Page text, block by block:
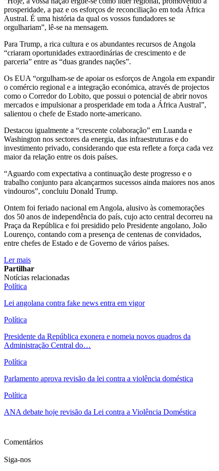
prosperidade, a paz e os esforços de reconciliação em toda África
Austral. É uma história da qual os vossos fundadores se
orgulhariam”, lê-se na mensagem.
Para Trump, a rica cultura e os abundantes recursos de Angola
“criaram oportunidades extraordinárias de crescimento e de
parceria” entre as “duas grandes nações”.
Os EUA “orgulham-se de apoiar os esforços de Angola em expandir
o comércio regional e a integração económica, através de projectos
como o Corredor do Lobito, que possui o potencial de abrir novos
mercados e impulsionar a prosperidade em toda a África Austral”,
salientou o chefe de Estado norte-americano.
Destacou igualmente a “crescente colaboração” em Luanda e
Washington nos sectores da energia, das infraestruturas e do
investimento privado, considerando que esta reflete a força cada vez
maior da relação entre os dois países.
“Aguardo com expectativa a continuação deste progresso e o
trabalho conjunto para alcançarmos sucessos ainda maiores nos anos
vindouros”, concluiu Donald Trump.
Ontem foi feriado nacional em Angola, alusivo às comemorações
dos 50 anos de independência do país, cujo acto central decorreu na
Praça da República e foi presidido pelo Presidente angolano, João
Lourenço, contando com a presença de centenas de convidados,
entre chefes de Estado e de Governo de vários países.
Ler mais
Partilhar
Notícias relacionadas
Política
Lei angolana contra fake news entra em vigor
Política
Presidente da República exonera e nomeia novos quadros da
Administração Central do…
Política
Parlamento aprova revisão da lei contra a violência doméstica
Política
ANA debate hoje revisão da Lei contra a Violência Doméstica
Comentários
Siga-nos